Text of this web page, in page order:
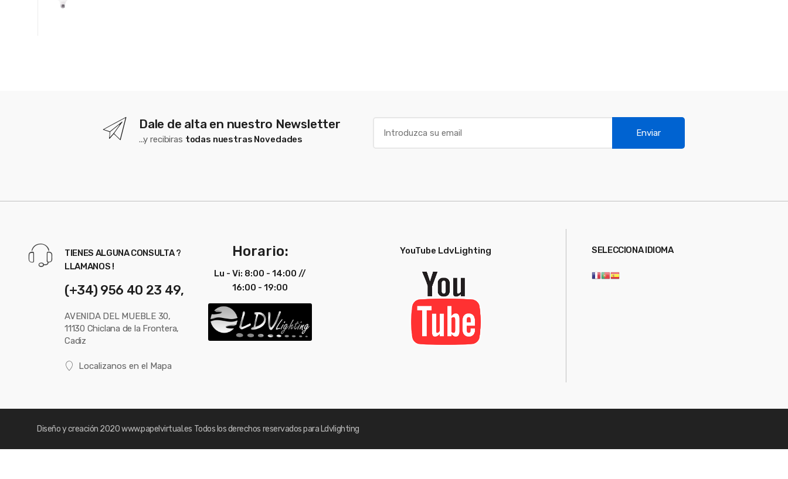
Dale de alta en nuestro Newsletter
...y recibiras todas nuestras Novedades
Enviar
TIENES ALGUNA CONSULTA ?
LLAMANOS !
(+34) 956 40 23 49,
AVENIDA DEL MUEBLE 30,
11130 Chiclana de la Frontera,
Cadiz
Localizanos en el Mapa
Horario:
Lu - Vi: 8:00 - 14:00 //
16:00 - 19:00
YouTube LdvLighting SELECCIONA IDIOMA
Diseño y creación 2020www.papelvirtual.es Todos los derechos reservados para Ldvlighting